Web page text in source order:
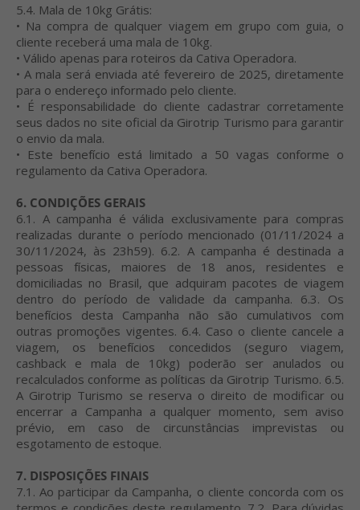
5.4. Mala de 10kg Grátis:
• Na compra de qualquer viagem em grupo com guia, o
cliente receberá uma mala de 10kg.
• Válido apenas para roteiros da Cativa Operadora.
• A mala será enviada até fevereiro de 2025, diretamente
para o endereço informado pelo cliente.
• É responsabilidade do cliente cadastrar corretamente
seus dados no site oficial da Girotrip Turismo para garantir
o envio da mala.
• Este benefício está limitado a 50 vagas conforme o
regulamento da Cativa Operadora.
6. CONDIÇÕES GERAIS
6.1. A campanha é válida exclusivamente para compras
realizadas durante o período mencionado (01/11/2024 a
30/11/2024, às 23h59). 6.2. A campanha é destinada a
pessoas físicas, maiores de 18 anos, residentes e
domiciliadas no Brasil, que adquiram pacotes de viagem
dentro do período de validade da campanha. 6.3. Os
benefícios desta Campanha não são cumulativos com
outras promoções vigentes. 6.4. Caso o cliente cancele a
viagem, os benefícios concedidos (seguro viagem,
cashback e mala de 10kg) poderão ser anulados ou
recalculados conforme as políticas da Girotrip Turismo. 6.5.
A Girotrip Turismo se reserva o direito de modificar ou
encerrar a Campanha a qualquer momento, sem aviso
prévio, em caso de circunstâncias imprevistas ou
esgotamento de estoque.
7. DISPOSIÇÕES FINAIS
7.1. Ao participar da Campanha, o cliente concorda com os